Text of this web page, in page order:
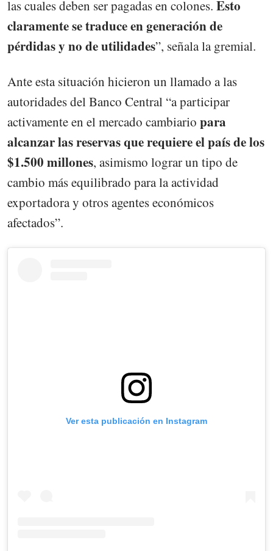
las cuales deben ser pagadas en colones. Esto
claramente se traduce en generación de
pérdidas y no de utilidades”, señala la gremial.
Ante esta situación hicieron un llamado a las
autoridades del Banco Central “a participar
activamente en el mercado cambiario para
alcanzar las reservas que requiere el país de los
$1.500 millones, asimismo lograr un tipo de
cambio más equilibrado para la actividad
exportadora y otros agentes económicos
afectados”.
Ver esta publicación en Instagram